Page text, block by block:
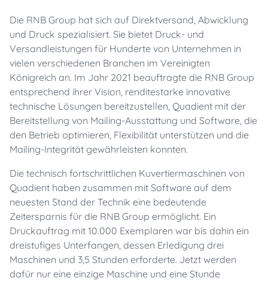
Die RNB Group hat sich auf Direktversand, Abwicklung
und Druck spezialisiert. Sie bietet Druck- und
Versandleistungen für Hunderte von Unternehmen in
vielen verschiedenen Branchen im Vereinigten
Königreich an. Im Jahr 2021 beauftragte die RNB Group
entsprechend ihrer Vision, renditestarke innovative
technische Lösungen bereitzustellen, Quadient mit der
Bereitstellung von Mailing-Ausstattung und Software, die
den Betrieb optimieren, Flexibilität unterstützen und die
Mailing-Integrität gewährleisten konnten.
Die technisch fortschrittlichen Kuvertiermaschinen von
Quadient haben zusammen mit Software auf dem
neuesten Stand der Technik eine bedeutende
Zeitersparnis für die RNB Group ermöglicht. Ein
Druckauftrag mit 10.000 Exemplaren war bis dahin ein
dreistufiges Unterfangen, dessen Erledigung drei
Maschinen und 3,5 Stunden erforderte. Jetzt werden
dafür nur eine einzige Maschine und eine Stunde